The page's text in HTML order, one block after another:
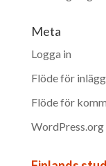
Meta
Logga in
Flöde för inlägg
Flöde för
WordPress.org